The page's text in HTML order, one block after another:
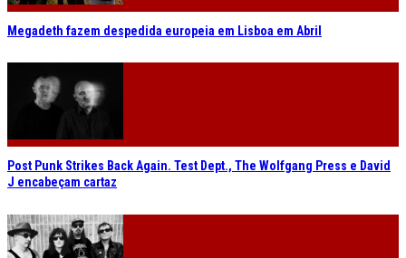
Megadeth fazem despedida europeia em Lisboa em Abril
Post Punk Strikes Back Again. Test Dept., The Wolfgang Press e David
J encabeçam cartaz